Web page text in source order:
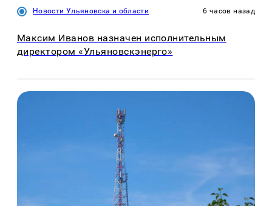
Новости Ульяновска и области 6 часов назад
Максим Иванов назначен исполнительным
директором «Ульяновскэнерго»